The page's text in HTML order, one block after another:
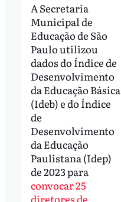
A Secretaria
Municipal de
Educação de São
Paulo utilizou
dados do Índice de
Desenvolvimento
da Educação Básica
(Ideb) e do Índice
de
Desenvolvimento
da Educação
Paulistana (Idep)
de 2023 para
convocar 25
diretores de